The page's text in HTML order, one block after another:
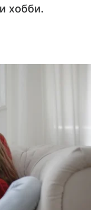
хобби.